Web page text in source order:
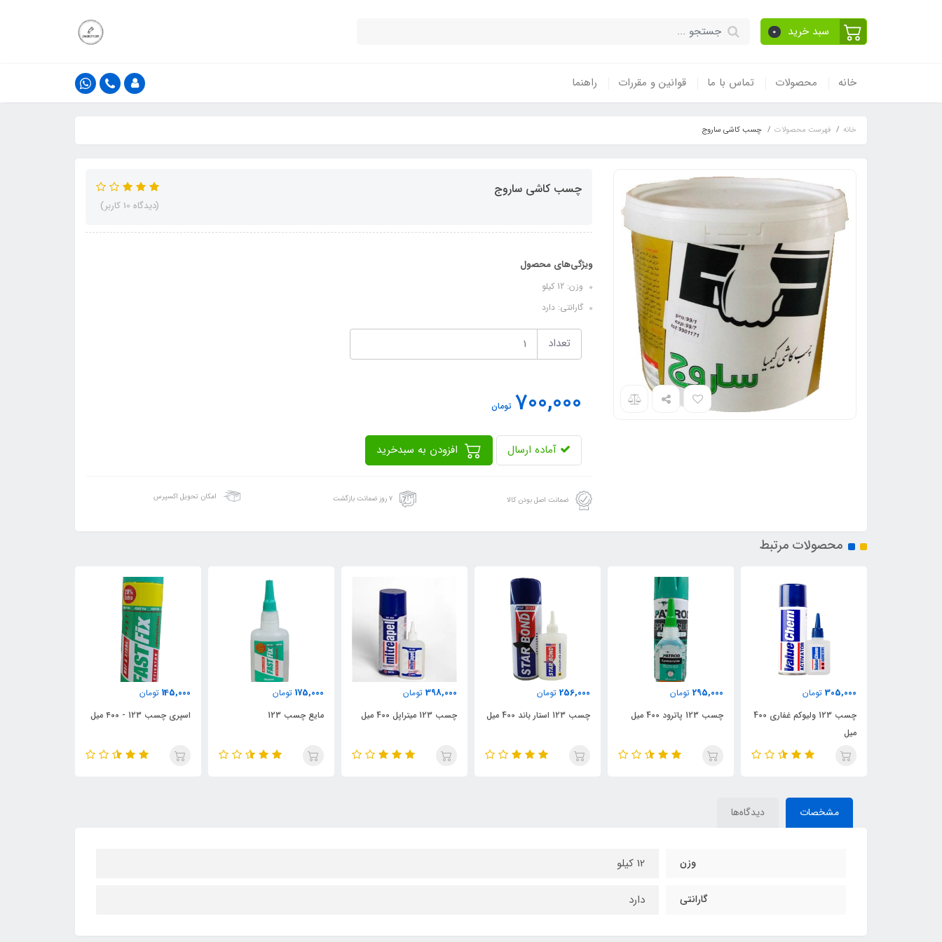
سبد خرید 0
خانه محصولات تماس با ما قوانین و مقررات راهنما
خانه فهرست محصولات چسب کاشی ساروج
چسب کاشی ساروج
(دیدگاه 10 کاربر)
ویژگی‌های محصول
وزن: 12 کیلو
گارانتی: دارد
تعداد
700,000 تومان
آماده ارسال
ضمانت اصل بودن کالا ۷ روز ضمانت بازگشت امکان تحویل اکسپرس
محصولات مرتبط
305,000 تومان
چسب 123 ولیوکم غفاری 400
میل
295,000 تومان
چسب 123 پاترود 400 میل
256,000 تومان
چسب 123 استار باند 400 میل
398,000 تومان
چسب 123 میتراپل 400 میل
175,000 تومان
مایع چسب 123
145,000 تومان
اسپری چسب 123 - ۴۰۰ میل
مشخصات دیدگاه‌ها
وزن 12 کیلو
گارانتی دارد